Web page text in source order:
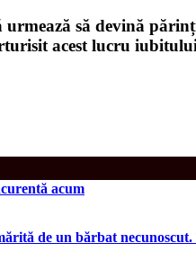
să devină
acest lucru
acum
de un bărbat